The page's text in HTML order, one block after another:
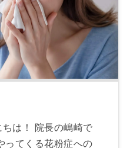
は！ 院長の嶋崎で
ってくる花粉症への